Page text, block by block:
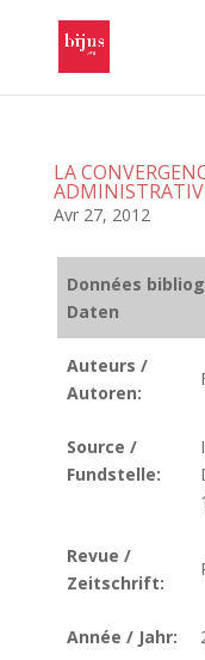
LA
Avr 27, 2012
Données
Daten
Auteurs /
Autoren:
Source /
Fundstelle:
Revue /
Zeitschrift:
Année / Jahr: